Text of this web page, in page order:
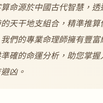
命源於中國古代智慧，透
的天干地支組合，精準推
我們的專業命理師擁有豐
確的命運分析，助您掌握
凶。